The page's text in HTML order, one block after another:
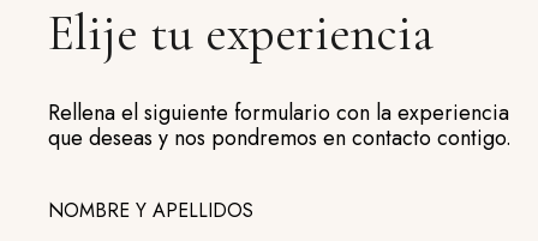
Elije tu experiencia
Rellena el siguiente formulario con la experiencia
que deseas y nos pondremos en contacto contigo.
NOMBRE Y APELLIDOS